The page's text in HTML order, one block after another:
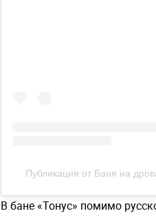
Публикация от Баня на
В бане «Тонус» помимо